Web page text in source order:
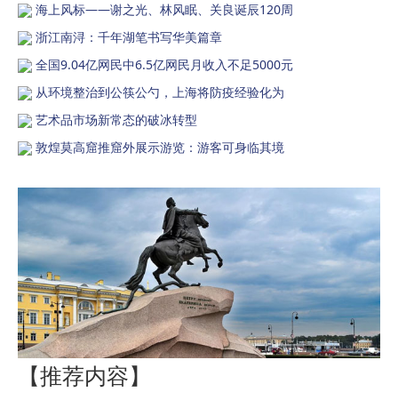
海上风标——谢之光、林风眠、关良诞辰120周
浙江南浔：千年湖笔书写华美篇章
全国9.04亿网民中6.5亿网民月收入不足5000元
从环境整治到公筷公勺，上海将防疫经验化为
艺术品市场新常态的破冰转型
敦煌莫高窟推窟外展示游览：游客可身临其境
【推荐内容】